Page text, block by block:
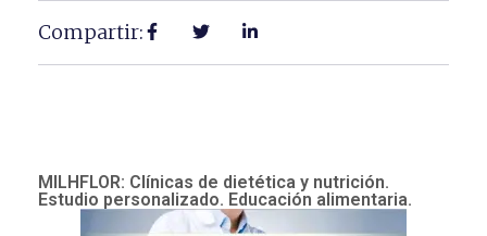
Compartir:
MILHFLOR: Clínicas de dietética y nutrición.
Estudio personalizado. Educación alimentaria.